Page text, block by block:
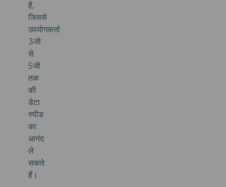
है,
जिससे
उपयोगकर्ता
3जी
से
5जी
तक
की
डेटा
स्पीड
का
आनंद
ले
सकते
हैं।